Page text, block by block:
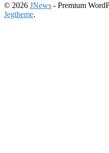
© 2026 JNews - Premium
Jegtheme.